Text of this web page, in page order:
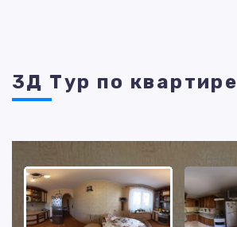
3Д Тур по квартире